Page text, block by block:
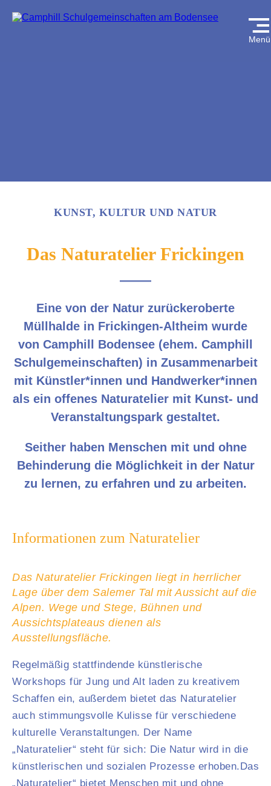
Menü
KUNST, KULTUR UND NATUR
Das Naturatelier Frickingen
Eine von der Natur zurückeroberte
Müllhalde in Frickingen-Altheim wurde
von Camphill Bodensee (ehem. Camphill
Schulgemeinschaften) in Zusammenarbeit
mit Künstler*innen und Handwerker*innen
als ein offenes Naturatelier mit Kunst- und
Veranstaltungspark gestaltet.
Seither haben Menschen mit und ohne
Behinderung die Möglichkeit in der Natur
zu lernen, zu erfahren und zu arbeiten.
Informationen zum Naturatelier
Das Naturatelier Frickingen liegt in herrlicher
Lage über dem Salemer Tal mit Aussicht auf die
Alpen. Wege und Stege, Bühnen und
Aussichtsplateaus dienen als
Ausstellungsfläche.
Regelmäßig stattfindende künstlerische
Workshops für Jung und Alt laden zu kreativem
Schaffen ein, außerdem bietet das Naturatelier
auch stimmungsvolle Kulisse für verschiedene
kulturelle Veranstaltungen. Der Name
„Naturatelier“ steht für sich: Die Natur wird in die
künstlerischen und sozialen Prozesse erhoben.Das
„Naturatelier“ bietet Menschen mit und ohne